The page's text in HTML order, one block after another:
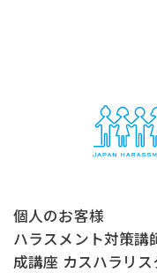
個人のお客様
ハラスメント対策講
成講座 カスハラリ